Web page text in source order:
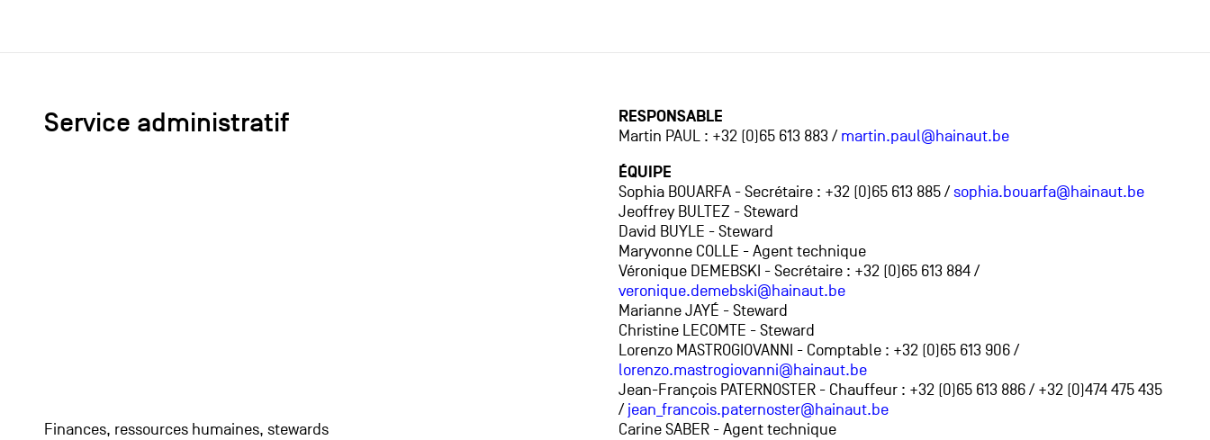
Service administratif
Finances, ressources humaines, stewards
RESPONSABLE
Martin PAUL : +32 (0)65 613 883 /martin.paul@hainaut.be
ÉQUIPE
Sophia BOUARFA - Secrétaire : +32 (0)65 613 885 /sophia.bouarfa@hainaut.be
Jeoffrey BULTEZ - Steward
David BUYLE - Steward
Maryvonne COLLE - Agent technique
Véronique DEMEBSKI - Secrétaire : +32 (0)65 613 884 /
veronique.demebski@hainaut.be
Marianne JAYÉ - Steward
Christine LECOMTE - Steward
Lorenzo MASTROGIOVANNI - Comptable : +32 (0)65 613 906 /
lorenzo.mastrogiovanni@hainaut.be
Jean-François PATERNOSTER - Chauffeur : +32 (0)65 613 886 / +32 (0)474 475 435
/jean_francois.paternoster@hainaut.be
Carine SABER - Agent technique